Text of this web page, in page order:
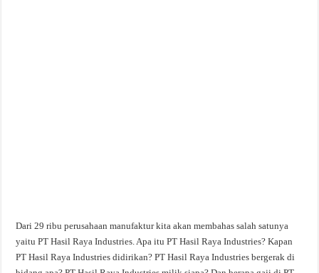
Dari 29 ribu perusahaan manufaktur kita akan membahas salah satunya
yaitu PT Hasil Raya Industries. Apa itu PT Hasil Raya Industries? Kapan
PT Hasil Raya Industries didirikan? PT Hasil Raya Industries bergerak di